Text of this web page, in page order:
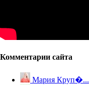
Комментарии сайта
Мария Круп�...